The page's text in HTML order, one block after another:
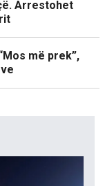
Arrestohet
më prek”,